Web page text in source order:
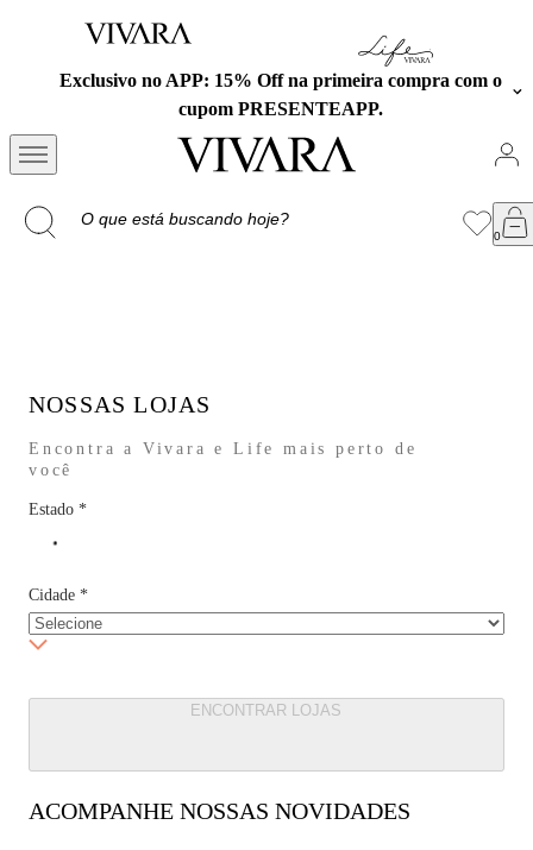
Exclusivo no APP: 15% Off na primeira compra com o
cupom PRESENTEAPP.
NOSSAS LOJAS
Encontra a Vivara e Life mais perto de
você
Estado *
Cidade *
ENCONTRAR LOJAS
ACOMPANHE NOSSAS NOVIDADES